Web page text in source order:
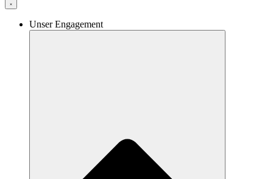
Unser Engagement